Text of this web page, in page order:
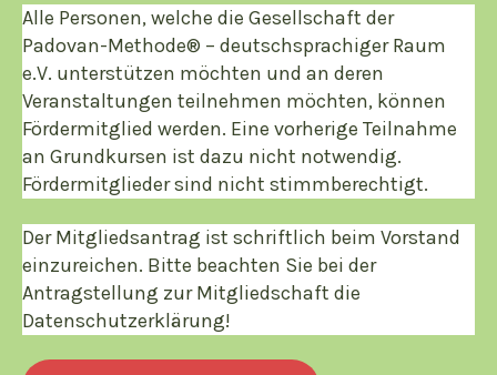
Alle Personen, welche die Gesellschaft der
Padovan-Methode® – deutschsprachiger Raum
e.V. unterstützen möchten und an deren
Veranstaltungen teilnehmen möchten, können
Fördermitglied werden. Eine vorherige Teilnahme
an Grundkursen ist dazu nicht notwendig.
Fördermitglieder sind nicht stimmberechtigt.
Der Mitgliedsantrag ist schriftlich beim Vorstand
einzureichen. Bitte beachten Sie bei der
Antragstellung zur Mitgliedschaft die
Datenschutzerklärung!